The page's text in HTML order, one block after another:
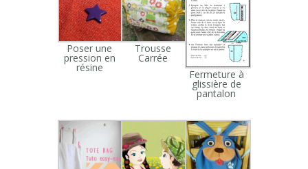
Poser une
pression en
résine
Trousse
Carrée
Fermeture à
glissière de
pantalon